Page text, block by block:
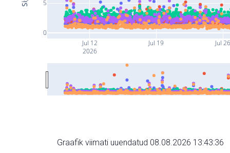
Jul 12
2026
Jul 19 Jul
0
5
Graafik viimati uuendatud 08.08.2026 13:43:36